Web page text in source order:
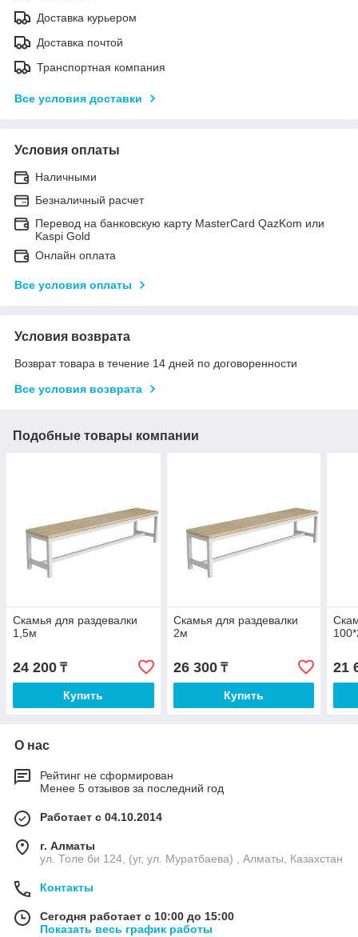
Доставка курьером
Доставка почтой
Транспортная компания
Все условия доставки
Условия оплаты
Наличными
Безналичный расчет
Перевод на банковскую карту MasterCard QazKom или
Kaspi Gold
Онлайн оплата
Все условия оплаты
Условия возврата
Возврат товара в течение 14 дней по договоренности
Все условия возврата
Подобные товары компании
Скамья для раздевалки
1,5м
24 200 ₸
Купить
Скамья для раздевалки
2м
26 300₸
Купить
21
О нас
Рейтинг не сформирован
Менее 5 отзывов за последний год
Работает с 04.10.2014
г. Алматы
ул. Толе би 124, (уг, ул. Муратбаева) , Алматы, Казахстан
Контакты
Сегодня работает с 10:00 до 15:00
Показать весь график работы